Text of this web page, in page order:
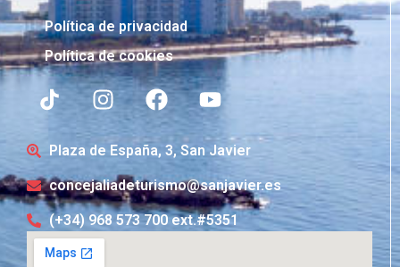
Política de privacidad
Política de cookies
Plaza de España, 3, San Javier
concejaliadeturismo@sanjavier.es
(+34) 968 573 700 ext.#5351